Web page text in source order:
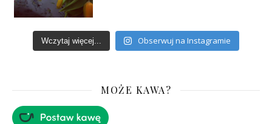
Wczytaj więcej... Obserwuj na Instagramie
MOŻE KAWA?